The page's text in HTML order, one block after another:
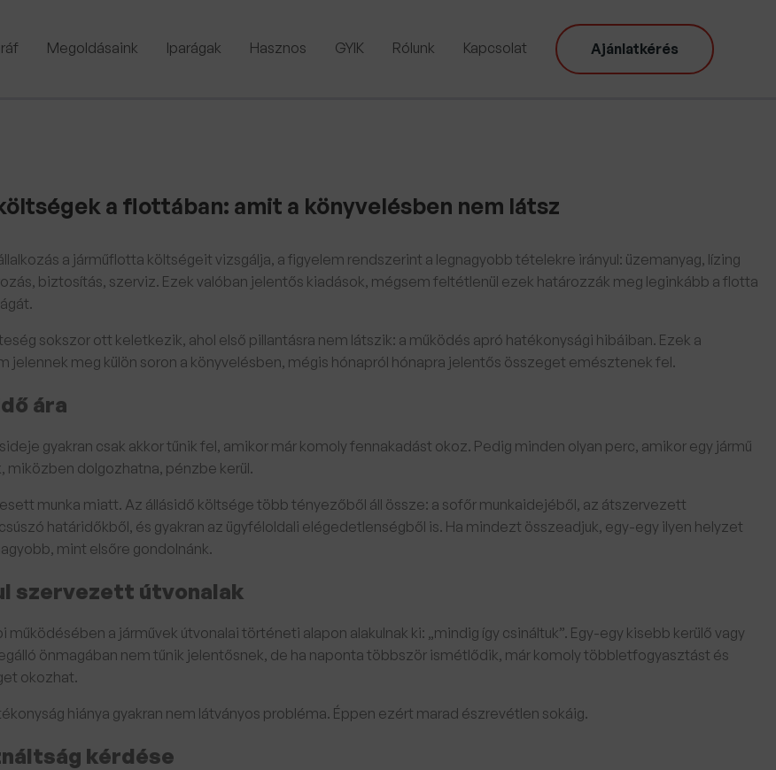
Megoldásaink Iparágak Hasznos GYIK Rólunk Kapcsolat Ajánlatkérés
a flottában: amit a könyvelésben nem látsz
a járműflotta költségeit vizsgálja, a figyelem rendszerint a legnagyobb tételekre irányul: üzemanyag, lízing
biztosítás, szerviz. Ezek valóban jelentős kiadások, mégsem feltétlenül ezek határozzák meg leginkább a flotta
sokszor ott keletkezik, ahol első pillantásra nem látszik: a működés apró hatékonysági hibáiban. Ezek a
jelennek meg külön soron a könyvelésben, mégis hónapról hónapra jelentős összeget emésztenek fel.
ára
gyakran csak akkor tűnik fel, amikor már komoly fennakadást okoz. Pedig minden olyan perc, amikor egy jármű
miközben dolgozhatna, pénzbe kerül.
munka miatt. Az állásidő költsége több tényezőből áll össze: a sofőr munkaidejéből, az átszervezett
határidőkből, és gyakran az ügyféloldali elégedetlenségből is. Ha mindezt összeadjuk, egy-egy ilyen helyzet
mint elsőre gondolnánk.
szervezett útvonalak
működésében a járművek útvonalai történeti alapon alakulnak ki: „mindig így csináltuk”. Egy-egy kisebb kerülő vagy
önmagában nem tűnik jelentősnek, de ha naponta többször ismétlődik, már komoly többletfogyasztást és
okozhat.
hiánya gyakran nem látványos probléma. Éppen ezért marad észrevétlen sokáig.
kérdése